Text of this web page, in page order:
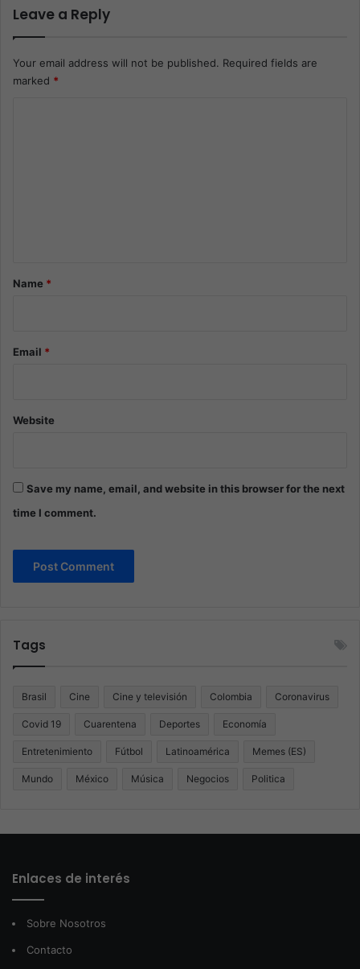
Leave a Reply
Your email address will not be published. Required fields are
marked *
*Name *
Email *
Website
Save my name, email, and website in this browser for the next
time I comment.
Tags
Brasil Cine Cine y televisión Colombia Coronavirus
Covid 19 Cuarentena Deportes Economía
Entretenimiento Fútbol Latinoamérica Memes (ES)
Mundo México Música Negocios Politica
Enlaces de interés
Sobre Nosotros
Contacto